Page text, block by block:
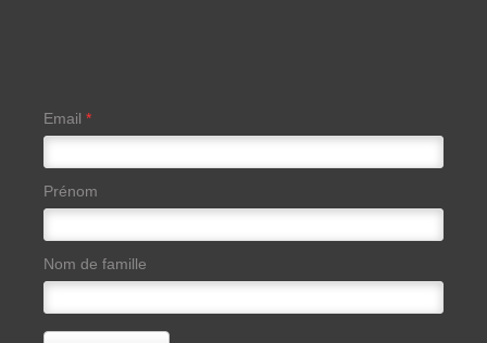
Email *
Prénom
Nom de famille